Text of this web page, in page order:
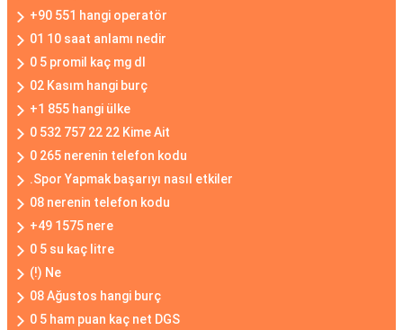
+90 551 hangi operatör
01 10 saat anlamı nedir
0 5 promil kaç mg dl
02 Kasım hangi burç
+1 855 hangi ülke
0 532 757 22 22 Kime Ait
0 265 nerenin telefon kodu
.Spor Yapmak başarıyı nasıl etkiler
08 nerenin telefon kodu
+49 1575 nere
0 5 su kaç litre
(!) Ne
08 Ağustos hangi burç
0 5 ham puan kaç net DGS